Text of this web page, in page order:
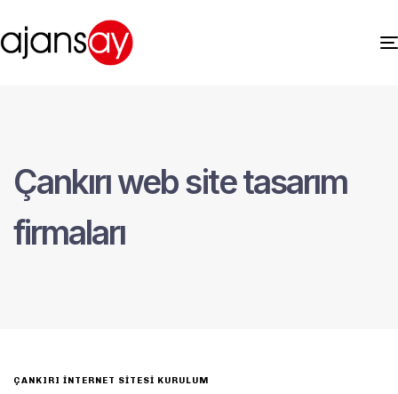
Çankırı web site tasarım
firmaları
ÇANKIRI İNTERNET SITESI KURULUM